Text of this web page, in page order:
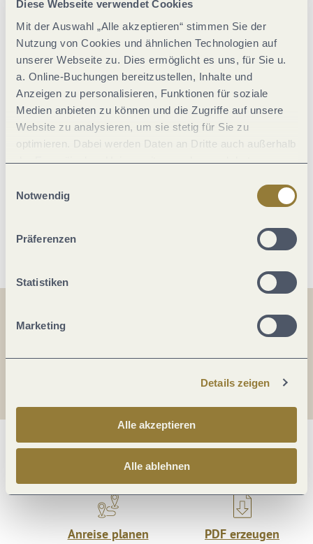
Diese Webseite verwendet Cookies
Mit der Auswahl „Alle akzeptieren“ stimmen Sie der
Nutzung von Cookies und ähnlichen Technologien auf
unserer Webseite zu. Dies ermöglicht es uns, für Sie u.
a. Online-Buchungen bereitzustellen, Inhalte und
Anzeigen zu personalisieren, Funktionen für soziale
Medien anbieten zu können und die Zugriffe auf unsere
Website zu analysieren, um sie stetig für Sie zu
optimieren. Dabei werden Daten an Dritte auch außerhalb
der Europäischen Union weitergegeben und dort
jederzeit widerrufen werden. Mit der Auswahl "Alle
ablehnen" kann es zu Beeinträchtigungen in der Nutzung
Notwendig
Präferenzen
Statistiken
Marketing
Details zeigen
Alle akzeptieren
Alle ablehnen
Eignung
Ausstattung Zimmer/Appartement
Sport / Freizeit
Zahlungsarten
Lage
Was möchtest du als nächstes tun?
Anreise planen PDF erzeugen